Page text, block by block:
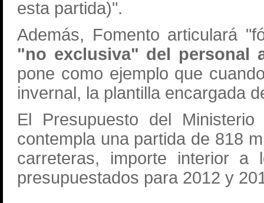
esta partida)".
Además, Fomento articulará
"no exclusiva" del personal
pone como ejemplo que
invernal, la plantilla encargada
El Presupuesto del
contempla una partida de 818
carreteras, importe interior
presupuestados para 2012 y